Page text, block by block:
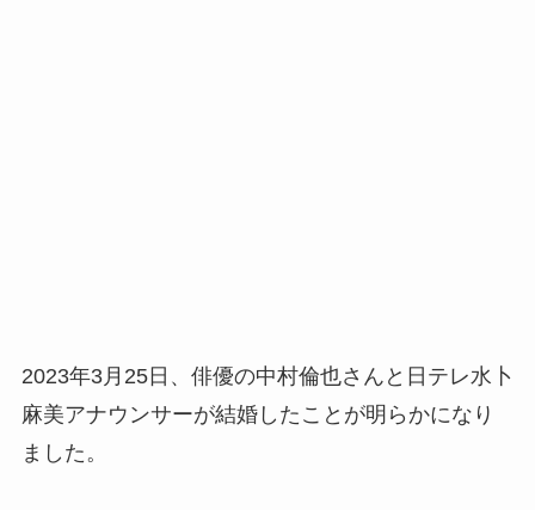
2023年3月25日、俳優の中村倫也さんと日テレ水卜
麻美アナウンサーが結婚したことが明らかになり
ました。